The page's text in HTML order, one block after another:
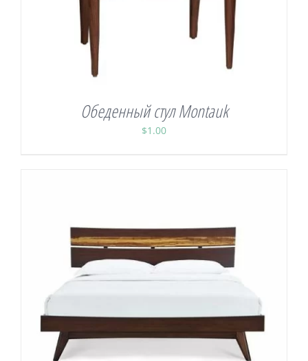
Обеденный стул Montauk
$1.00